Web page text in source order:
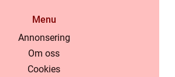
Menu
Annonsering
Om oss
Cookies